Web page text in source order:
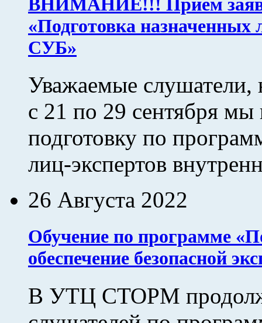
«Подготовка назначенных
СУБ»
Уважаемые
с 21 по 29 сентября
подготовку по
лиц-экспертов
26 Августа 2022
Обучение по программе
обеспечение безопасной
В УТЦ СТОРМ